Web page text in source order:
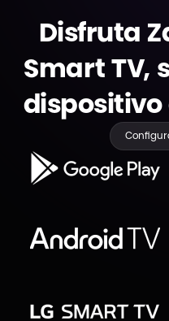
Disfruta
Smart TV,